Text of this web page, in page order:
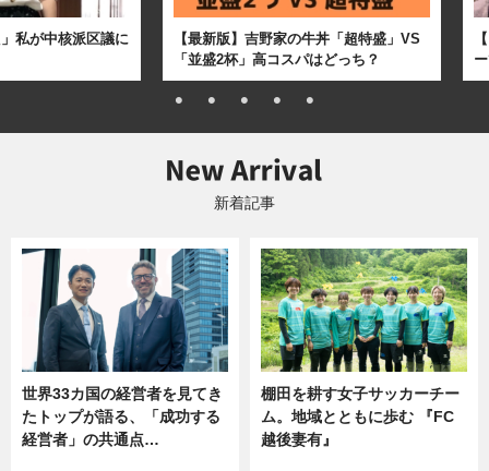
私が中核派区議に
【最新版】吉野家の牛丼「超特盛」VS
「並盛2杯」高コスパはどっち？
新着記事
世界33カ国の経営者を見てき
たトップが語る、「成功する
経営者」の共通点…
棚田を耕す女子サッカーチー
ム。地域とともに歩む 『FC
越後妻有』